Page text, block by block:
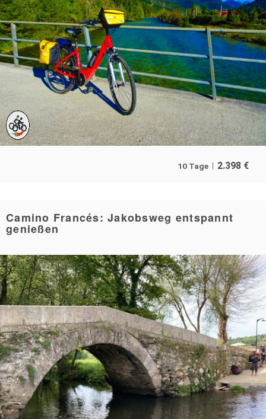
10 Tage 2.398 €
Camino Francés: Jakobsweg entspannt
genießen